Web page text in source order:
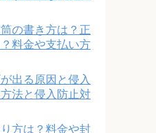
の書き方は？正
料金や支払い方
出る原因と侵入
法と侵入防止対
方は？料金や封